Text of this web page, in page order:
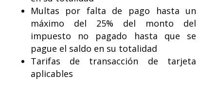
Multas por falta de pago hasta un
máximo del 25% del monto del
impuesto no pagado hasta que se
pague el saldo en su totalidad
Tarifas de transacción de tarjeta
aplicables